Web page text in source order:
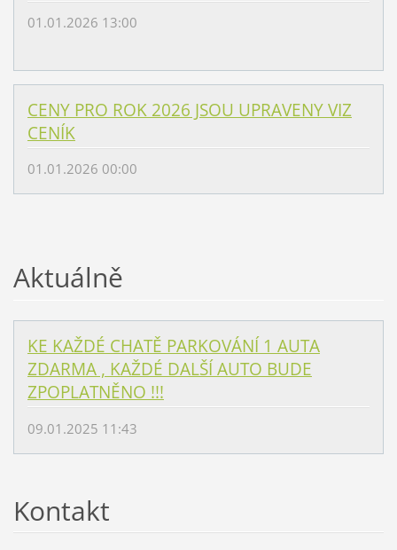
01.01.2026 13:00
CENY PRO ROK 2026 JSOU UPRAVENY VIZ
CENÍK
01.01.2026 00:00
Aktuálně
KE KAŽDÉ CHATĚ PARKOVÁNÍ 1 AUTA
ZDARMA , KAŽDÉ DALŠÍ AUTO BUDE
ZPOPLATNĚNO !!!
09.01.2025 11:43
Kontakt